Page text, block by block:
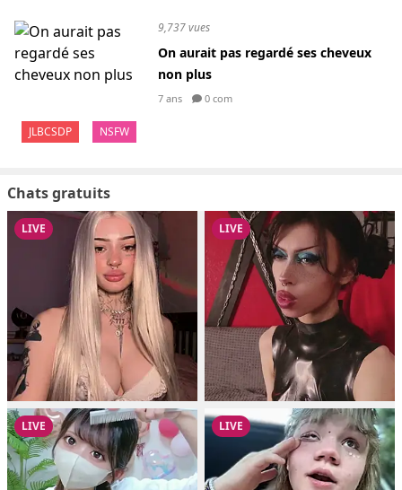
JLBCSDP NSFW
9,737 vues
On aurait pas regardé ses cheveux
non plus
7 ans 0 com
Chats gratuits